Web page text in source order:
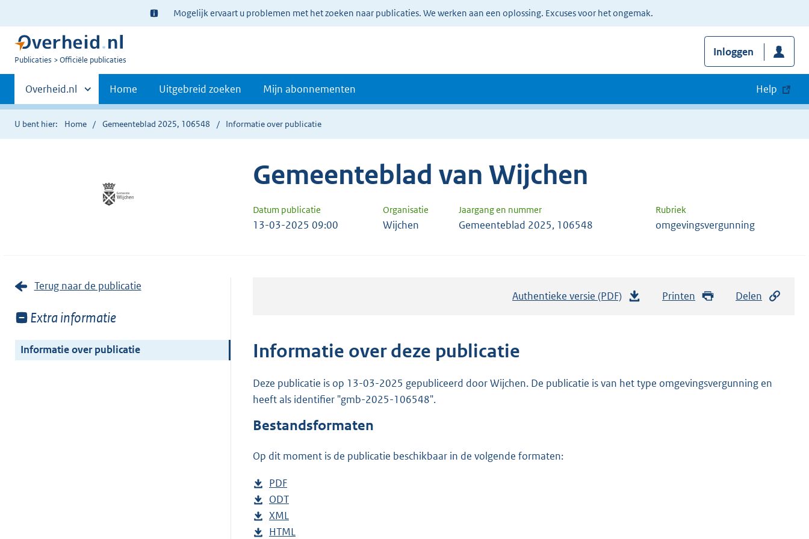
Ter
informatie:
Mogelijk ervaart u problemen met het zoeken naar publicaties. We werken aan een oplossing. Excuses voor het ongemak.
U
Publicaties Officiële publicaties
Inloggen
Primaire
navigatie
Andere
sites
binnen
Overheid.nl Home Uitgebreid zoeken Mijn abonnementen Help
U bent hier: Home Gemeenteblad 2025, 106548 Informatie over publicatie
Gemeenteblad van Wijchen
Datum publicatie Organisatie Jaargang en nummer Rubriek
13-03-2025 09:00 Wijchen Gemeenteblad 2025, 106548 omgevingsvergunning
Terug naar de publicatie
Toon
van:
Extra informatie
Informatie over publicatie
Authentieke versie (PDF) Printen Delen
Informatie over deze publicatie
Deze publicatie is op 13-03-2025 gepubliceerd door Wijchen. De publicatie is van het type omgevingsvergunning en
heeft als identifier "gmb-2025-106548".
Bestandsformaten
Op dit moment is de publicatie beschikbaar in de volgende formaten:
D
o
w
n
PDF
e
s
t
D
o
w
ODT
s
D
o
XML
e
D
HTML